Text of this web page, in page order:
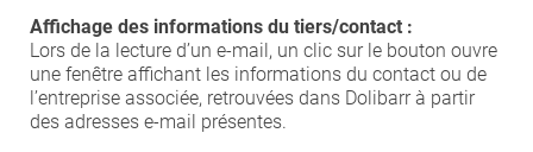
Affichage des informations du tiers/contact :
Lors de la lecture d’un e-mail, un clic sur le bouton ouvre
une fenêtre affichant les informations du contact ou de
l’entreprise associée, retrouvées dans Dolibarr à partir
des adresses e-mail présentes.